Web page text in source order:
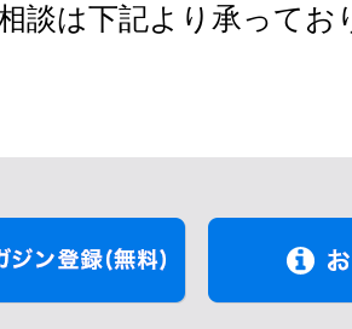
談は下記より承ってお